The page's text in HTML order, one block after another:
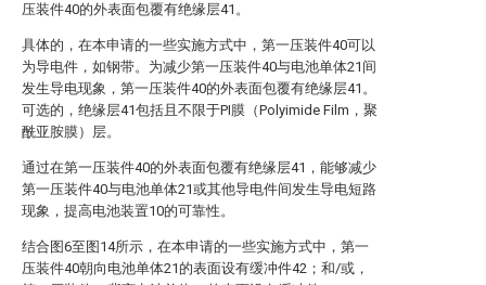
压装件40的外表面包覆有绝缘层41。
具体的，在本申请的一些实施方式中，第一压装件40可以
为导电件，如钢带。为减少第一压装件40与电池单体21间
发生导电现象，第一压装件40的外表面包覆有绝缘层41。
可选的，绝缘层41包括且不限于PI膜（Polyimide Film，聚
酰亚胺膜）层。
通过在第一压装件40的外表面包覆有绝缘层41，能够减少
第一压装件40与电池单体21或其他导电件间发生导电短路
现象，提高电池装置10的可靠性。
结合图6至图14所示，在本申请的一些实施方式中，第一
压装件40朝向电池单体21的表面设有缓冲件42；和/或，